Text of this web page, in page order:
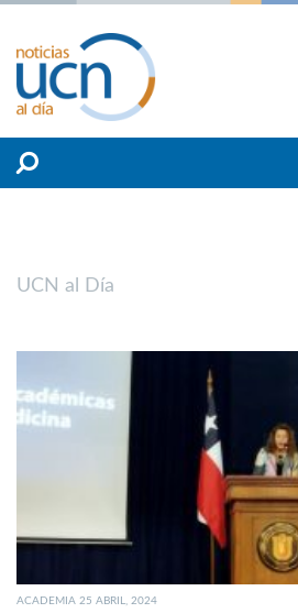
UCN al Día
ACADEMIA 25 ABRIL, 2024